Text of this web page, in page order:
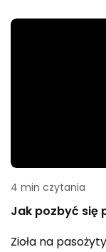
krwi na
dlaczego
4 min czytania
Jak pozbyć się
Zioła na